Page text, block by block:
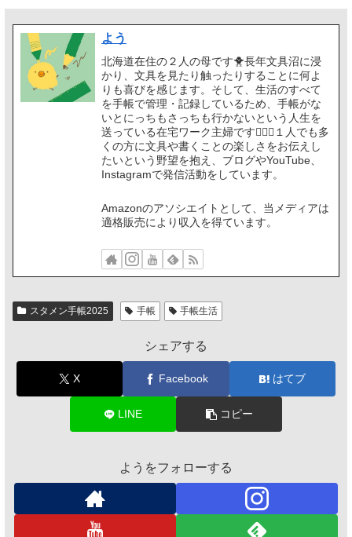
よう
北海道在住の２人の母です🐥長年文具沼に浸
かり、文具を見たり触ったりすることに何よ
りも喜びを感じます。そして、生活のすべて
を手帳で管理・記録しているため、手帳がな
いとにっちもさっちも行かないという人生を
送っている在宅ワーク主婦です🙋🏻‍♀️１人でも多
くの方に文具や書くことの楽しさをお伝えし
たいという野望を抱え、ブログやYouTube、
Instagramで発信活動をしています。
Amazonのアソシエイトとして、当メディアは
適格販売により収入を得ています。
スタメン手帳2025 手帳 手帳生活
シェアする
X Facebook はてブ
LINE コピー
ようをフォローする